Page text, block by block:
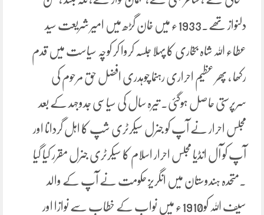
دلنواز تھے۔1933ء میں خان گڑھ میں امیر شریعت سید
عطاء اللہ شاہ بخاری کا پہلا جلسہ کروا کر کوچہ سیاست میں قدم
رکھا ، پھر عظیم احراری رہنما چوہدری افضل حق مرحوم کی
سرپرستی حاصل ہوگئی۔ تیرہ سال کی سیاسی جدوجہد کے بعد
مجلس احرار نے آپ کو جنرل سیکرٹری شپ کا اہل گردانا اور
آپ کو آل انڈیا مجلس احرار اسلام کا سیکرٹری جنرل مقرر کیا گیا
۔متحدہ ہندوستان میں انگریز حکومت نے آپ کے والد
سیف اللہ کو1910ء میں نواب کے خطاب سے نوازا اور